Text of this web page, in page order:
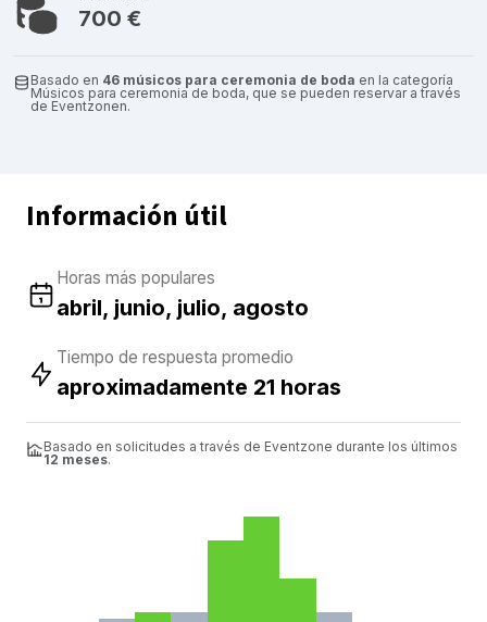
700 €
Basado en 46 músicos para ceremonia de boda en la categoría
Músicos para ceremonia de boda, que se pueden reservar a través
de Eventzonen.
Información útil
Horas más populares
abril, junio, julio, agosto
Tiempo de respuesta promedio
aproximadamente 21 horas
Basado en solicitudes a través de Eventzone durante los últimos
12 meses.